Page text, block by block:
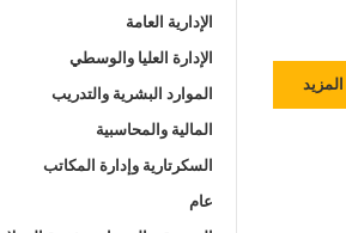
المزيد
الإدارية العامة
الإدارة العليا والوسطي
الموارد البشرية والتدريب
المالية والمحاسبية
السكرتارية وإدارة المكاتب
عام